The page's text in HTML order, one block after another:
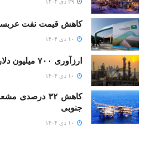
کاهش قیمت نفت
ارزآوری ۷۰۰ میلیون دلاری پتروشیمی بندر امام
کاهش ۳۲
جنوبی